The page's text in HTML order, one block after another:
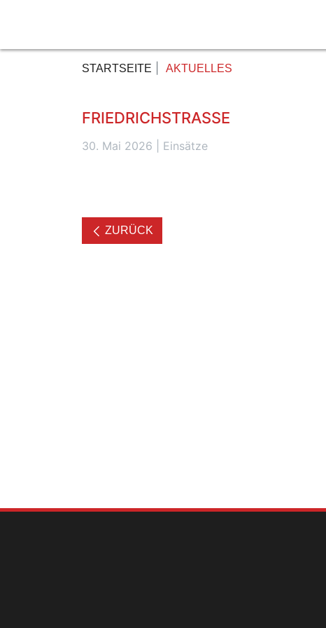
STARTSEITE AKTUELLES
FRIEDRICHSTRASSE
30. Mai 2026 Einsätze
ZURÜCK